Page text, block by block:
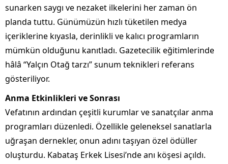
sunarken saygı ve nezaket ilkelerini her zaman ön
planda tuttu. Günümüzün hızlı tüketilen medya
içeriklerine kıyasla, derinlikli ve kalıcı programların
mümkün olduğunu kanıtladı. Gazetecilik eğitimlerinde
hâlâ “Yalçın Otağ tarzı” sunum teknikleri referans
gösteriliyor.
Anma Etkinlikleri ve Sonrası
Vefatının ardından çeşitli kurumlar ve sanatçılar anma
programları düzenledi. Özellikle geleneksel sanatlarla
uğraşan dernekler, onun adını taşıyan özel ödüller
oluşturdu. Kabataş Erkek Lisesi’nde anı köşesi açıldı.